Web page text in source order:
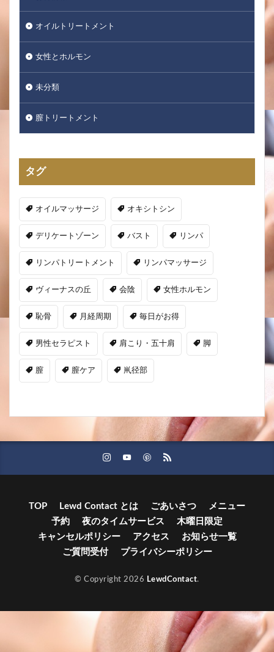
オイルトリートメント
女性とホルモン
未分類
膣トリートメント
タグ
オイルマッサージ オキシトシン
デリケートゾーン バスト リンパ
リンパトリートメント リンパマッサージ
ヴィーナスの丘 会陰 女性ホルモン
恥骨 月経周期 毎日がお得
男性セラピスト 肩こり・五十肩 脚
膣 膣ケア 鼡径部
TOP Lewd Contact とは ごあいさつ
メニュー
予約
夜のタイムサービス
木曜日限定
キャンセルポリシー
アクセス
お知らせ一覧
ご質問受付
プライバシーポリシー
© Copyright 2026 LewdContact.